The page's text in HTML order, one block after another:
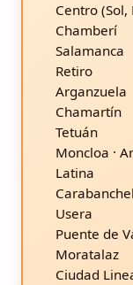
Centro (Sol,
Chamberí
Salamanca
Retiro
Arganzuela
Chamartín
Tetuán
Moncloa ·
Latina
Carabanchel
Usera
Puente de
Moratalaz
Ciudad